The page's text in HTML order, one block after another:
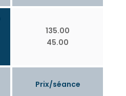
135.00
45.00
Prix/séance